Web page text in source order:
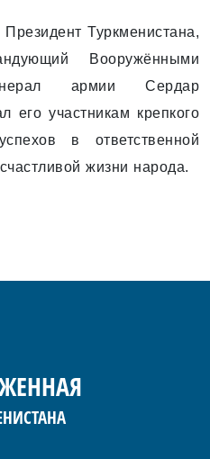
Туркменистана,
Вооружёнными
армии Сердар
его участникам крепкого
в ответственной
жизни народа.